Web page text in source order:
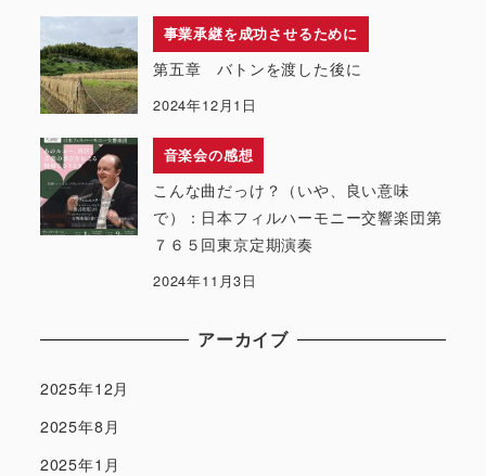
事業承継を成功させるために
第五章 バトンを渡した後に
2024年12月1日
音楽会の感想
こんな曲だっけ？（いや、良い意味
で）：日本フィルハーモニー交響楽団第
７６５回東京定期演奏
2024年11月3日
アーカイブ
2025年12月
2025年8月
2025年1月